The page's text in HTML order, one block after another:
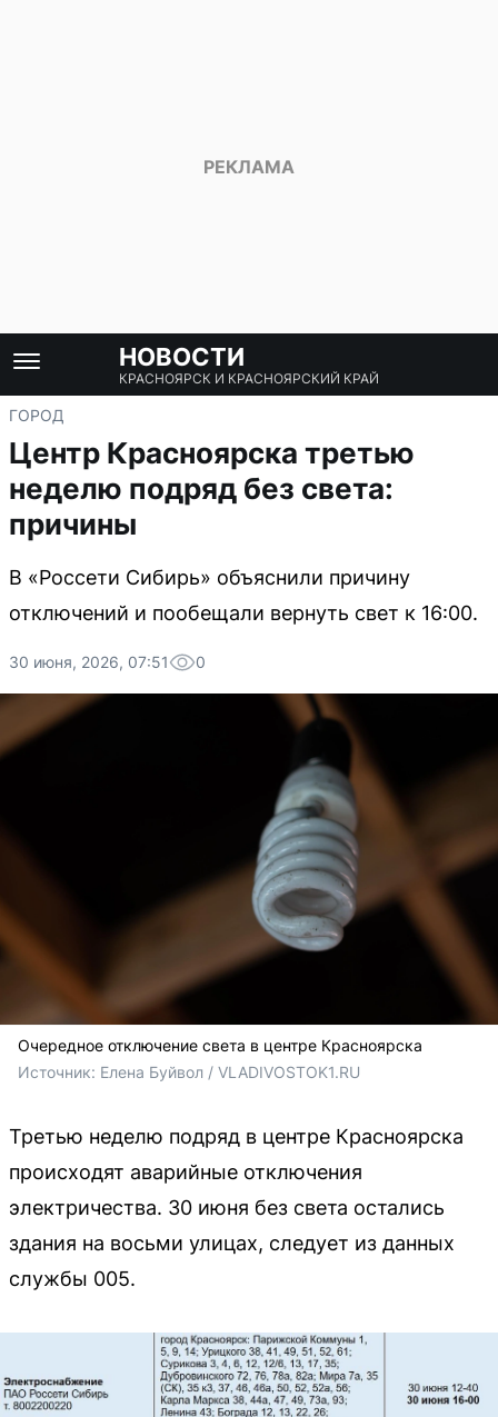
НОВОСТИ
КРАСНОЯРСК И КРАСНОЯРСКИЙ КРАЙ
ГОРОД
Центр Красноярска третью
неделю подряд без света:
причины
В «Россети Сибирь» объяснили причину
отключений и пообещали вернуть свет к 16:00.
30 июня, 2026, 07:51 0
Очередное отключение света в центре Красноярска
Источник: Елена Буйвол / VLADIVOSTOK1.RU
Третью неделю подряд в центре Красноярска
происходят аварийные отключения
электричества. 30 июня без света остались
здания на восьми улицах, следует из данных
службы 005.